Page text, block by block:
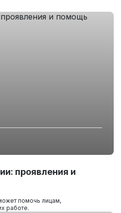
проявления и
помочь лицам,
работе.